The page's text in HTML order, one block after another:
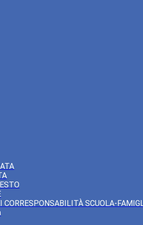
CORRESPONSABILITÀ SCUOLA-